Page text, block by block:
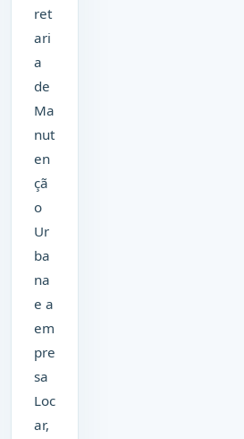
ret
ari
a
de
Ma
nut
en
çã
o
Ur
ba
na
e a
em
pre
sa
Loc
ar,